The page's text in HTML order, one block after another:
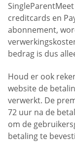
creditcards en
abonnement,
bedrag is dus
Houd er ook
website de
verwerkt. De
72 uur na de
om de
betaling te